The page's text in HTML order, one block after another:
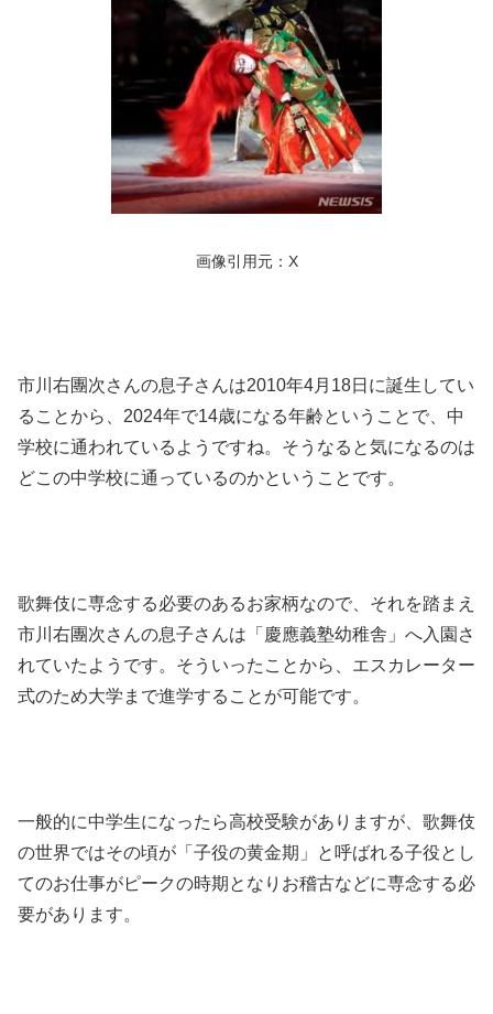
画像引用元：X
市川右團次さんの息子さんは2010年4月18日に誕生してい
ることから、2024年で14歳になる年齢ということで、中
学校に通われているようですね。そうなると気になるのは
どこの中学校に通っているのかということです。
歌舞伎に専念する必要のあるお家柄なので、それを踏まえ
市川右團次さんの息子さんは「慶應義塾幼稚舎」へ入園さ
れていたようです。そういったことから、エスカレーター
式のため大学まで進学することが可能です。
一般的に中学生になったら高校受験がありますが、歌舞伎
の世界ではその頃が「子役の黄金期」と呼ばれる子役とし
てのお仕事がピークの時期となりお稽古などに専念する必
要があります。